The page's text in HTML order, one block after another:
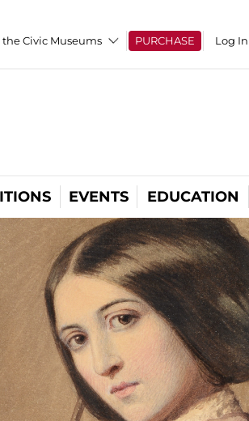
the Civic Museums PURCHASE Log In
EVENTS EDUCATION